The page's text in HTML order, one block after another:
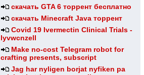
скачать GTA 6 торрент бесплатно
скачать Minecraft Java торрент
Covid 19 Ivermectin Clinical Trials -
lyvwcnzell
Make no-cost Telegram robot for
crafting presents, subscript
Jag har nyligen borjat nyfiken pa